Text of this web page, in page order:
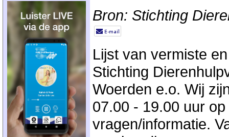
Bron: Stichting
Lijst van vermiste
Stichting
Woerden e.o. Wij
07.00 - 19.00 uur
vragen/informatie.